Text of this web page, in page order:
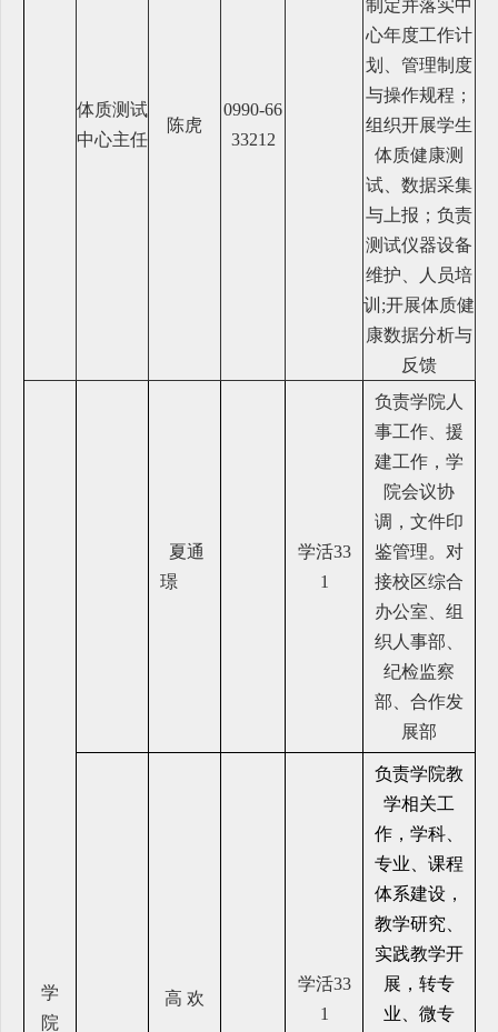
体质测试
中心主任
陈虎
0990-66
33212
制定并落实中
心年度工作计
划、管理制度
与操作规程；
组织开展学生
体质健康测
试、数据采集
与上报；负责
测试仪器设备
维护、人员培
训;开展体质健
康数据分析与
反馈
学
院
夏通
璟
学活33
1
负责学院人
事工作、援
建工作，学
院会议协
调，文件印
鉴管理。对
接校区综合
办公室、组
织人事部、
纪检监察
部、合作发
展部
高 欢
学活33
1
负责学院教
学相关工
作，学科、
专业、课程
体系建设，
教学研究、
实践教学开
展，转专
业、微专